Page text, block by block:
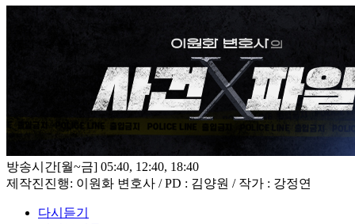
방송시간[월~금] 05:40, 12:40, 18:40
제작진진행: 이원화 변호사 / PD : 김양원 / 작가 : 강정연
다시듣기